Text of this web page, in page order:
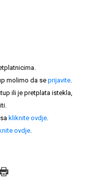
molimo da se prijavite.
ili je pretplata istekla,
kliknite ovdje.
ovdje.